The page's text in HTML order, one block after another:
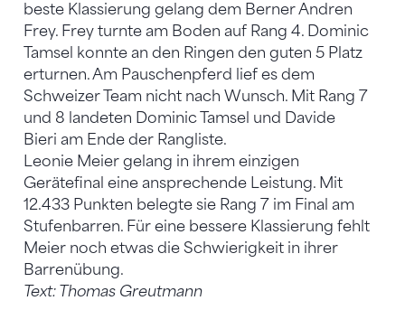
beste Klassierung gelang dem Berner Andren
Frey. Frey turnte am Boden auf Rang 4. Dominic
Tamsel konnte an den Ringen den guten 5 Platz
erturnen. Am Pauschenpferd lief es dem
Schweizer Team nicht nach Wunsch. Mit Rang 7
und 8 landeten Dominic Tamsel und Davide
Bieri am Ende der Rangliste.
Leonie Meier gelang in ihrem einzigen
Gerätefinal eine ansprechende Leistung. Mit
12.433 Punkten belegte sie Rang 7 im Final am
Stufenbarren. Für eine bessere Klassierung fehlt
Meier noch etwas die Schwierigkeit in ihrer
Barrenübung.
Text: Thomas Greutmann